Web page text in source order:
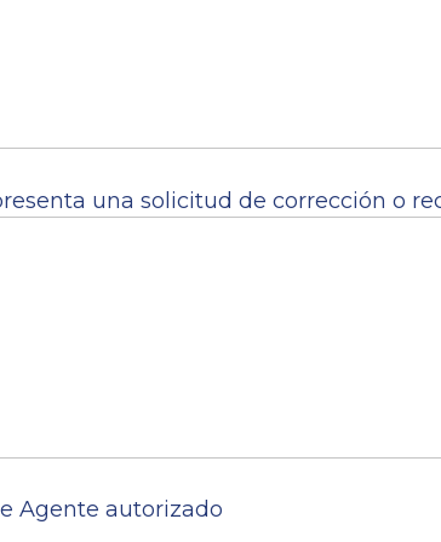
una solicitud de corrección o
Agente autorizado